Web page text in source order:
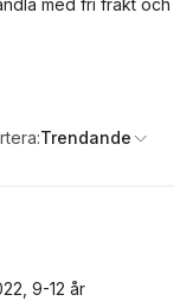
med fri frakt och
Trendande
9-12 år